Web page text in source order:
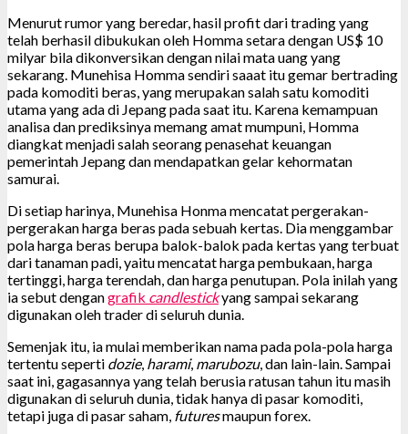
Menurut rumor yang beredar, hasil profit dari trading yang
telah berhasil dibukukan oleh Homma setara dengan US$ 10
milyar bila dikonversikan dengan nilai mata uang yang
sekarang. Munehisa Homma sendiri saaat itu gemar bertrading
pada komoditi beras, yang merupakan salah satu komoditi
utama yang ada di Jepang pada saat itu. Karena kemampuan
analisa dan prediksinya memang amat mumpuni, Homma
diangkat menjadi salah seorang penasehat keuangan
pemerintah Jepang dan mendapatkan gelar kehormatan
samurai.
Di setiap harinya, Munehisa Honma mencatat pergerakan-
pergerakan harga beras pada sebuah kertas. Dia menggambar
pola harga beras berupa balok-balok pada kertas yang terbuat
dari tanaman padi, yaitu mencatat harga pembukaan, harga
tertinggi, harga terendah, dan harga penutupan. Pola inilah yang
ia sebut dengangrafik candlestickyang sampai sekarang
digunakan oleh trader di seluruh dunia.
Semenjak itu, ia mulai memberikan nama pada pola-pola harga
tertentu seperti dozie, harami, marubozu, dan lain-lain. Sampai
saat ini, gagasannya yang telah berusia ratusan tahun itu masih
digunakan di seluruh dunia, tidak hanya di pasar komoditi,
tetapi juga di pasar saham, futuresmaupun forex.